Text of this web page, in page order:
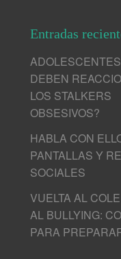
Entradas
DEBEN
LOS STALKERS
OBSESIVOS?
HABLA CON
PANTALLAS Y
SOCIALES
VUELTA AL
AL BULLYING:
PARA